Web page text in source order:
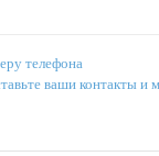
телефона
ваши контакты и